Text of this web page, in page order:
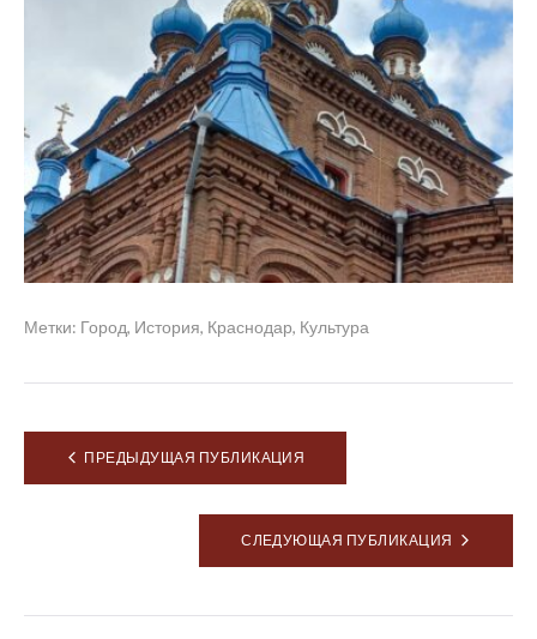
Метки: Город, История, Краснодар, Культура
Навигация
по
ПРЕДЫДУЩАЯ ПУБЛИКАЦИЯ
СЛЕДУЮЩАЯ ПУБЛИКАЦИЯ